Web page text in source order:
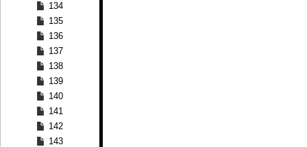
134
135
136
137
138
139
140
141
142
143